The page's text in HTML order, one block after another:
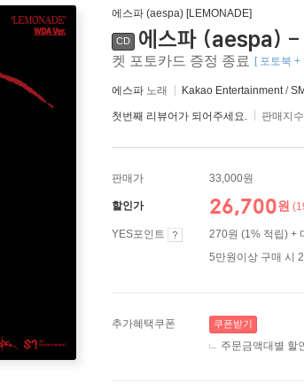
에스파 (aespa) [LEMONADE]
CD 에스파 (aespa) -
켓 포토카드 증정 종료
[ 포토북
에스파 노래 Kakao Entertainment/
첫번째 리뷰어가 되어주세요. 판매지
판매가 33,000원
할인가 26,700원
YES포인트
270원 (1% 적립) +
5만원이상 구매 시
추가혜택쿠폰 쿠폰받기
주문금액대별 할